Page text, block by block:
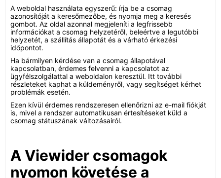
A weboldal használata egyszerű: írja be a csomag
azonosítóját a keresőmezőbe, és nyomja meg a keresés
gombot. Az oldal azonnal megjeleníti a legfrissebb
információkat a csomag helyzetéről, beleértve a legutóbbi
helyzetét, a szállítás állapotát és a várható érkezési
időpontot.
Ha bármilyen kérdése van a csomag állapotával
kapcsolatban, érdemes felvenni a kapcsolatot az
ügyfélszolgálattal a weboldalon keresztül. Itt további
részleteket kaphat a küldeményről, vagy segítséget kérhet
problémák esetén.
Ezen kívül érdemes rendszeresen ellenőrizni az e-mail fiókját
is, mivel a rendszer automatikusan értesítéseket küld a
csomag státuszának változásairól.
A Viewider csomagok
nyomon követése a